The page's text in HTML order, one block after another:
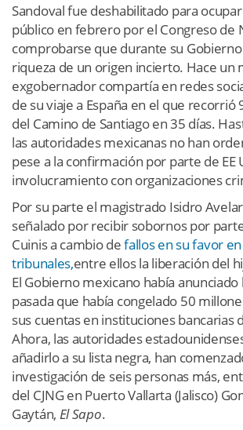
Sandoval fue deshabilitado para
público en febrero por el Congreso de
comprobarse que durante su
riqueza de un origen incierto. Hace un
exgobernador compartía en redes
de su viaje a España en el que
del Camino de Santiago en 35 días.
las autoridades mexicanas no han
pese a la confirmación por parte de EE
involucramiento con organizaciones
Por su parte el magistrado Isidro
señalado por recibir sobornos por
Cuinis a cambio defallos en su favor
tribunales,entre ellos la liberación del
El Gobierno mexicano había anunciado
pasada que había congelado 50
sus cuentas en instituciones bancarias
Ahora, las autoridades
añadirlo a su lista negra, han
investigación de seis personas más,
del CJNG en Puerto Vallarta (Jalisco)
Gaytán, El Sapo.